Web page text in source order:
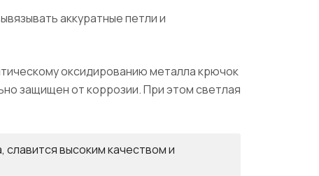
аккуратные петли и
оксидированию металла крючок
защищен от коррозии. При этом светлая
славится высоким качеством и